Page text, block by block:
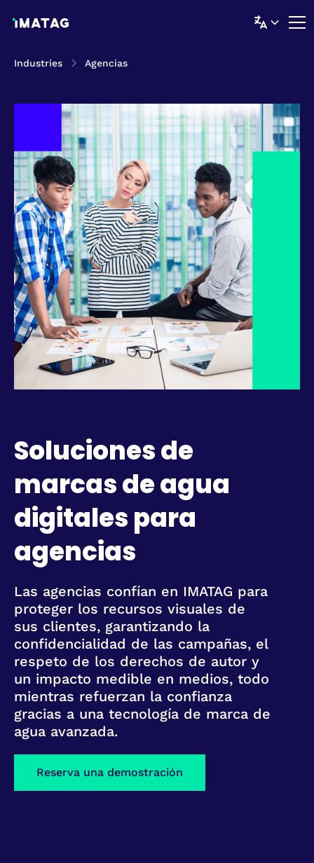
Industries Agencias
Soluciones de
marcas de agua
digitales para
agencias
Las agencias confían en IMATAG para
proteger los recursos visuales de
sus clientes, garantizando la
confidencialidad de las campañas, el
respeto de los derechos de autor y
un impacto medible en medios, todo
mientras refuerzan la confianza
gracias a una tecnología de marca de
agua avanzada.
Reserva una demostración